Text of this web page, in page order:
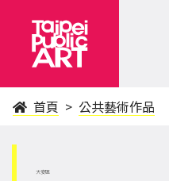
首頁 公共藝術作品
大安區